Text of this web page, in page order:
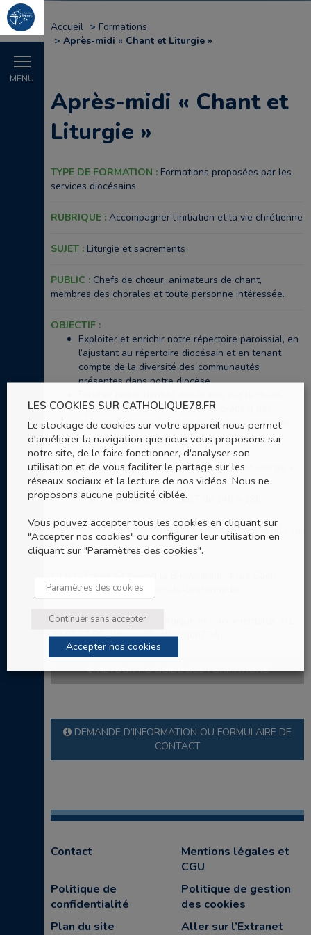
MENU
Accueil
Formations
Après-midi « Chant et Liturgie »
Après-midi « Chant et
Liturgie »
TYPE DE FORMATION : Formations proposées par les
services diocésains
RUBRIQUE : Accompagner l’initiation et la vie chrétienne
SUJET : Liturgie et sacrements
PUBLIC : Chefs de chœur, animateurs de chant,
membres des chorales et toute personne intéressée.
OBJECTIF :
Exploiter et enrichir notre répertoire paroissial, en
l’ajustant au répertoire diocésain et en tenant
compte de la diversité des communautés
présentes dans notre diocèse.
Approfondir ses connaissances grâce à des
ateliers pratiques (psalmodie, liturgie, animer le
chant de l’assemblée, initiation au grégorien…).
FORMATEURS :Équipe diocésaine « Chant et liturgie »
HORAIRES :Samedi 6 mars 2027 de 14h à 18h
PARTICIPATION AUX FRAIS : Livret répertoire vendu sur
place
François d'Assise à Voisins-le-Bretonneux
CONTACT :Pastorale Liturgique et Sacramentelle : 01
30 97 67 88 – liturgie@catholique78.fr
RETOUR AU GUIDE DES FORMATIONS
DEMANDE D’INFORMATION OU FORMULAIRE DE
CONTACT
Contact
Mentions légales et
CGU
Politique de
confidentialité
Politique de gestion
des cookies
Plan du site
Aller sur l’Extranet
LES COOKIES SUR CATHOLIQUE78.FR
Le stockage de cookies sur votre appareil nous permet
d'améliorer la navigation que nous vous proposons sur
notre site, de le faire fonctionner, d'analyser son
utilisation et de vous faciliter le partage sur les
réseaux sociaux et la lecture de nos vidéos. Nous ne
proposons aucune publicité ciblée.
Vous pouvez accepter tous les cookies en cliquant sur
"Accepter nos cookies" ou configurer leur utilisation en
cliquant sur "Paramètres des cookies".
Paramètres des cookies
Continuer sans accepter
Accepter nos cookies